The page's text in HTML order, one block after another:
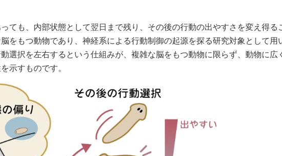
ても、内部状態として翌日まで残り、その後の行動の出やすさを変え得る
をもつ動物であり、神経系による行動制御の起源を探る研究対象として用
選択を左右するという仕組みが、複雑な脳をもつ動物に限らず、動物に広
示すものです。